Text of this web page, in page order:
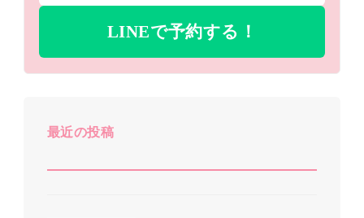
LINEで予約する！
最近の投稿